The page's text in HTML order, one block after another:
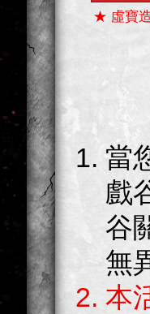
★ 虛寶
當
戲
谷
無
本